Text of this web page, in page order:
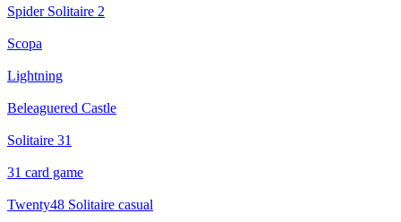
Spider Solitaire 2
Scopa
Lightning
Beleaguered Castle
Solitaire 31
31 card game
Twenty48 Solitaire casual